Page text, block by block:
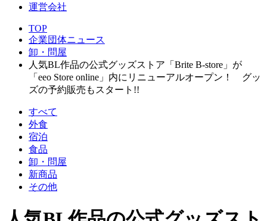
運営会社
TOP
企業団体ニュース
卸・問屋
人気BL作品の公式グッズストア「Brite B-store」が
「eeo Store online」内にリニューアルオープン！ グッ
ズの予約販売もスタート!!
すべて
外食
宿泊
食品
卸・問屋
新商品
その他